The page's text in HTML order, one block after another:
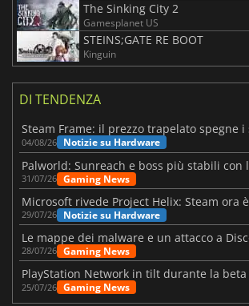
The Sinking City 2
Gamesplanet US
STEINS;GATE RE BOOT
Kinguin
DI TENDENZA
04/08/26 Notizie su Hardware
31/07/26 Gaming News
Microsoft rivede Project Helix: Steam ora
29/07/26 Notizie su Hardware
28/07/26 Gaming News
25/07/26 Gaming News